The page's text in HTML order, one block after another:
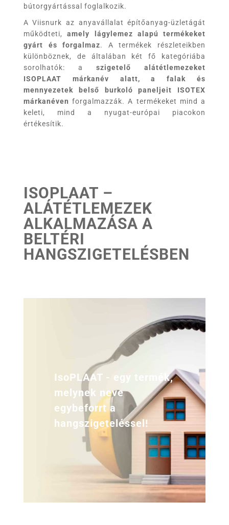
bútorgyártással foglalkozik.
A Viisnurk az anyavállalat építőanyag-üzletágát
működteti,amely lágylemez alapú termékeket
gyárt és forgalmaz. A termékek részleteikben
különböznek, de általában két fő kategóriába
sorolhatók: aszigetelő alátétlemezeket
ISOPLAAT márkanév alatt, a falak és
mennyezetek belső burkoló paneljeit ISOTEX
márkanéven forgalmazzák. A termékeket mind a
keleti, mind a nyugat-európai piacokon
értékesítik.
ISOPLAAT –
ALÁTÉTLEMEZEK
ALKALMAZÁSA A
BELTÉRI
HANGSZIGETELÉSBEN
IsoPLAAT - egy termék,
melynek neve
egybeforrt a
hangszigeteléssel!